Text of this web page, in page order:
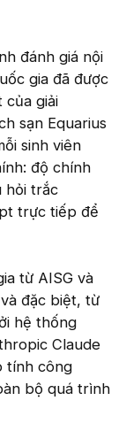
đánh giá nội
gia đã được
của giải
sạn Equarius
sinh viên
độ chính
hỏi trắc
trực tiếp để
từ AISG và
đặc biệt, từ
hệ thống
Claude
tính công
bộ quá trình